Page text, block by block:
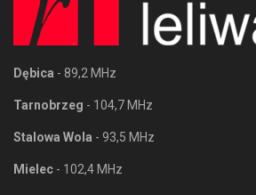
Dębica - 89,2 MHz
Tarnobrzeg - 104,7 MHz
Stalowa Wola - 93,5 MHz
Mielec - 102,4 MHz